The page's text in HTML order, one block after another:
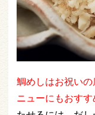
鯛めしはお祝い
ニューにもおす